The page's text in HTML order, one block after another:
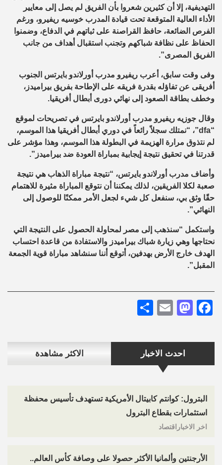
احدث الاخبار الاكثر مشاهدة
البترول: كوانتم كابيتال الأمريكية تستهدف تأسيس محفظة
استثمارات بقطاع البترول
اخر الاخباراقتصاد
الأرجنتين وألمانيا الأكثر حصولا على وصافة كأس العالم..
التهديفية، إلا أن كثيرين شعروا بأن الفريق لم يصل إلى معايير
الأداء العالية المتوقعة تحت قيادة المدرب خوسيه ريفيرو، ورغم
الفرص الضائعة، حافظ القراصنة على ثباتهم في الدفاع، وضمنوا
الحفاظ على نظافة شباكهم وتجنب استقبال أهداف من جانب
الفريق المصرى”.
وفى وقت سابق، أعرب ريفيرو مدرب أورلاندو بايرتس الجنوب
أفريقى عن تفاؤله بقدرة فريقه على الإطاحة بفريق بيراميدز،
وخطف بطاقة الصعود إلى نهائي دورى أبطال أفريقيا.
وقال جوزيه ريفيرو مدرب أورلاندو بايرتس في تصريحات لموقع
“dfa”، “نمتلك سجلاً رائعاً في دوري أبطال أفريقيا هذا الموسم،
لم نتذوق مرارة الهزيمة في البطولة هذا الموسم، وهذا مؤشر على
قدرتنا في تحقيق نتيجة إيجابية بمباراة العودة ضد بيراميدز”.
وأضاف مدرب أورلاندو بايرتس، “نتيجة مباراة الذهاب هي نتيجة
صعبة لكلا الفريقين، لذلك يمكننا أن نتوقع المباراة مثيرة للاهتمام
حقًا وثق بي، سنفعل كل شيء لجعل الأمر ممكنًا للوصول إلى
النهائي”.
واستكمل “سنذهب إلى مصر لمحاولة الحصول على النتيجة التي
نحتاجها وهي زيارة شباك بيراميدز والاستفادة من قاعدة احتساب
الهدف خارج الأرض بهدفين، أتوقع أننا سنشاهد مباراة قوية الجمعة
المقبل”.
Facebook
Mastodon
Email